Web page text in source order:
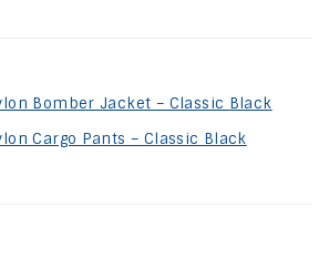
Bomber Jacket – Classic Black
Cargo Pants – Classic Black